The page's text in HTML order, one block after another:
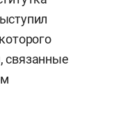
связанные